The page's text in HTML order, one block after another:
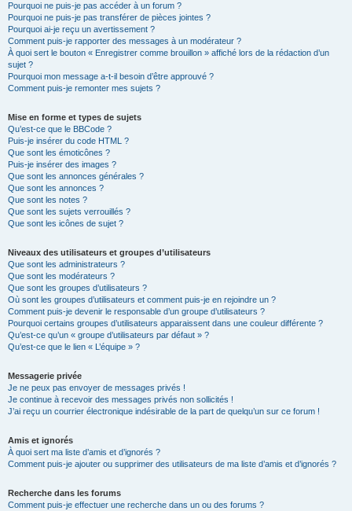
Pourquoi ne puis-je pas accéder à un forum ?
Pourquoi ne puis-je pas transférer de pièces jointes ?
Pourquoi ai-je reçu un avertissement ?
Comment puis-je rapporter des messages à un modérateur ?
À quoi sert le bouton « Enregistrer comme brouillon » affiché lors de la rédaction d’un
sujet ?
Pourquoi mon message a-t-il besoin d’être approuvé ?
Comment puis-je remonter mes sujets ?
Mise en forme et types de sujets
Qu’est-ce que le BBCode ?
Puis-je insérer du code HTML ?
Que sont les émoticônes ?
Puis-je insérer des images ?
Que sont les annonces générales ?
Que sont les annonces ?
Que sont les notes ?
Que sont les sujets verrouillés ?
Que sont les icônes de sujet ?
Niveaux des utilisateurs et groupes d’utilisateurs
Que sont les administrateurs ?
Que sont les modérateurs ?
Que sont les groupes d’utilisateurs ?
Où sont les groupes d’utilisateurs et comment puis-je en rejoindre un ?
Comment puis-je devenir le responsable d’un groupe d’utilisateurs ?
Pourquoi certains groupes d’utilisateurs apparaissent dans une couleur différente ?
Qu’est-ce qu’un « groupe d’utilisateurs par défaut » ?
Qu’est-ce que le lien « L’équipe » ?
Messagerie privée
Je ne peux pas envoyer de messages privés !
Je continue à recevoir des messages privés non sollicités !
J’ai reçu un courrier électronique indésirable de la part de quelqu’un sur ce forum !
Amis et ignorés
À quoi sert ma liste d’amis et d’ignorés ?
Comment puis-je ajouter ou supprimer des utilisateurs de ma liste d’amis et d’ignorés ?
Recherche dans les forums
Comment puis-je effectuer une recherche dans un ou des forums ?